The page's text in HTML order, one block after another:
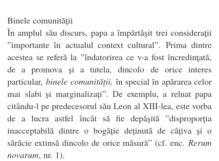
Binele comunității
În amplul său discurs, papa a împărtășit trei considerații
”importante în actualul context cultural”. Prima dintre
acestea se referă la ”îndatorirea ce v-a fost încredințată,
de a promova și a tutela, dincolo de orice interes
particular,binele comunității, în special în apărarea celor
mai slabi și marginalizați”. De exemplu, a reluat papa
citându-l pe predecesorul său Leon al XIII-lea, este vorba
de a lucra astfel încât să fie depășită ”disproporția
inacceptabilă dintre o bogăție deținută de câțiva și o
sărăcie extinsă dincolo de orice măsură” (cf. enc. Rerum
novarum, nr. 1).